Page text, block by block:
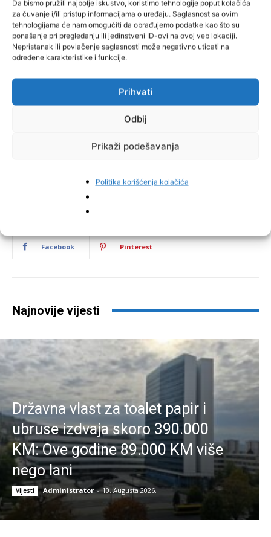
Da bismo pružili najbolje iskustvo, koristimo tehnologije poput kolačića
za čuvanje i/ili pristup informacijama o uređaju. Saglasnost sa ovim
tehnologijama će nam omogućiti da obrađujemo podatke kao što su
ponašanje pri pregledanju ili jedinstveni ID-ovi na ovoj veb lokaciji.
Nepristanak ili povlačenje saglasnosti može negativno uticati na
određene karakteristike i funkcije.
Prihvati
Odbij
Prikaži podešavanja
Politika korišćenja kolačića
Facebook Pinterest
Najnovije vijesti
Državna vlast za toalet papir i
ubruse izdvaja skoro 390.000
KM: Ove godine 89.000 KM više
nego lani
Vijesti Administrator - 10. Augusta 2026.